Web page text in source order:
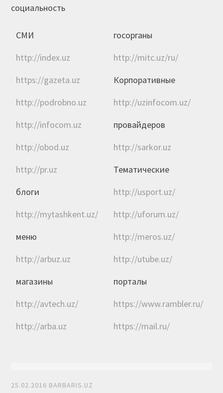
социальность
СМИ
http://index.uz
https://gazeta.uz
http://podrobno.uz
http://infocom.uz
http://obod.uz
http://pr.uz
блоги
http://mytashkent.uz/
меню
http://arbuz.uz
магазины
http://avtech.uz/
http://arba.uz
госорганы
http://mitc.uz/ru/
Корпоративные
http://uzinfocom.uz/
провайдеров
http://sarkor.uz
Тематические
http://usport.uz/
http://uforum.uz/
http://meros.uz/
http://utube.uz/
порталы
https://www.rambler.ru/
https://mail.ru/
25.02.2016 BARBARIS.UZ